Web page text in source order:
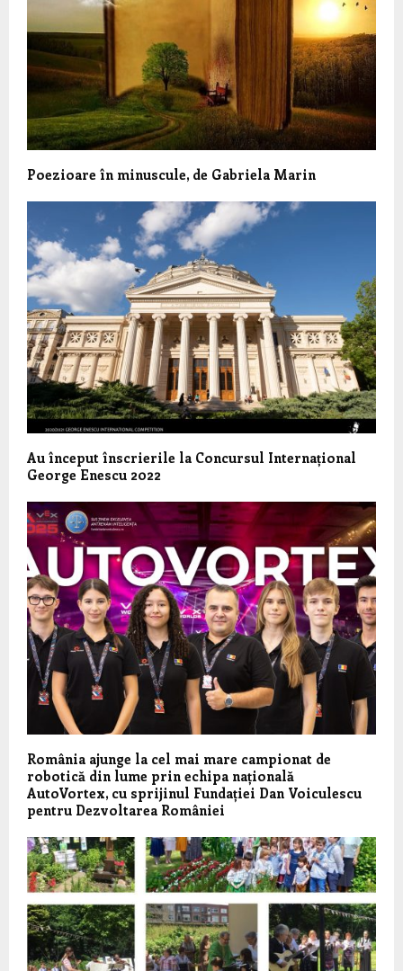
Poezioare în minuscule, de Gabriela Marin
Au început înscrierile la Concursul Internațional
George Enescu 2022
România ajunge la cel mai mare campionat de
robotică din lume prin echipa națională
AutoVortex, cu sprijinul Fundației Dan Voiculescu
pentru Dezvoltarea României